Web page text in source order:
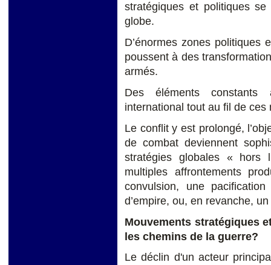
stratégiques et politiques
globe.
D’énormes zones politiques
poussent à des
armés.
Des éléments constants
international tout au fil de ces
Le conflit y est prolongé,
de combat deviennent
stratégies globales « hors
multiples affrontements
convulsion, une
d’empire, ou, en revanche,
Mouvements stratégiques
les chemins de la guerre?
Le déclin d'un acteur